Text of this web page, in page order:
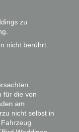
zu
nicht berührt.
für die von
am
nicht selbst in